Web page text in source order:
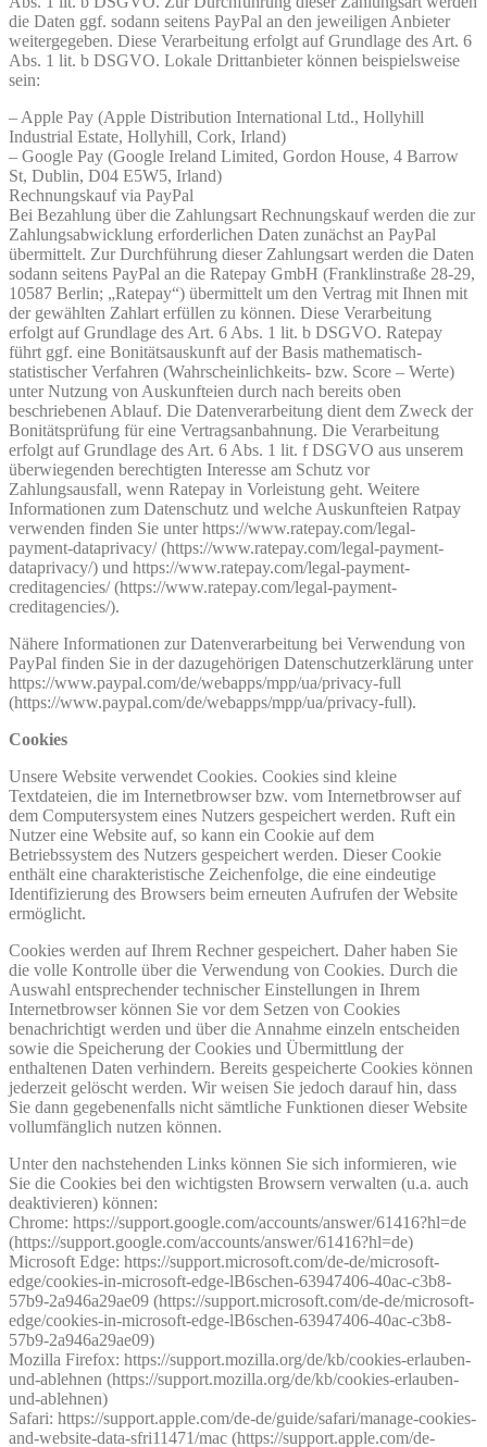
die Daten ggf. sodann seitens PayPal an den jeweiligen Anbieter
weitergegeben. Diese Verarbeitung erfolgt auf Grundlage des Art. 6
Abs. 1 lit. b DSGVO. Lokale Drittanbieter können beispielsweise
sein:
– Apple Pay (Apple Distribution International Ltd., Hollyhill
Industrial Estate, Hollyhill, Cork, Irland)
– Google Pay (Google Ireland Limited, Gordon House, 4 Barrow
St, Dublin, D04 E5W5, Irland)
Rechnungskauf via PayPal
Bei Bezahlung über die Zahlungsart Rechnungskauf werden die zur
Zahlungsabwicklung erforderlichen Daten zunächst an PayPal
übermittelt. Zur Durchführung dieser Zahlungsart werden die Daten
sodann seitens PayPal an die Ratepay GmbH (Franklinstraße 28-29,
10587 Berlin; „Ratepay“) übermittelt um den Vertrag mit Ihnen mit
der gewählten Zahlart erfüllen zu können. Diese Verarbeitung
erfolgt auf Grundlage des Art. 6 Abs. 1 lit. b DSGVO. Ratepay
führt ggf. eine Bonitätsauskunft auf der Basis mathematisch-
statistischer Verfahren (Wahrscheinlichkeits- bzw. Score – Werte)
unter Nutzung von Auskunfteien durch nach bereits oben
beschriebenen Ablauf. Die Datenverarbeitung dient dem Zweck der
Bonitätsprüfung für eine Vertragsanbahnung. Die Verarbeitung
erfolgt auf Grundlage des Art. 6 Abs. 1 lit. f DSGVO aus unserem
überwiegenden berechtigten Interesse am Schutz vor
Zahlungsausfall, wenn Ratepay in Vorleistung geht. Weitere
Informationen zum Datenschutz und welche Auskunfteien Ratpay
verwenden finden Sie unter https://www.ratepay.com/legal-
payment-dataprivacy/ (https://www.ratepay.com/legal-payment-
dataprivacy/) und https://www.ratepay.com/legal-payment-
creditagencies/ (https://www.ratepay.com/legal-payment-
creditagencies/).
Nähere Informationen zur Datenverarbeitung bei Verwendung von
PayPal finden Sie in der dazugehörigen Datenschutzerklärung unter
https://www.paypal.com/de/webapps/mpp/ua/privacy-full
(https://www.paypal.com/de/webapps/mpp/ua/privacy-full).
Cookies
Unsere Website verwendet Cookies. Cookies sind kleine
Textdateien, die im Internetbrowser bzw. vom Internetbrowser auf
dem Computersystem eines Nutzers gespeichert werden. Ruft ein
Nutzer eine Website auf, so kann ein Cookie auf dem
Betriebssystem des Nutzers gespeichert werden. Dieser Cookie
enthält eine charakteristische Zeichenfolge, die eine eindeutige
Identifizierung des Browsers beim erneuten Aufrufen der Website
ermöglicht.
Cookies werden auf Ihrem Rechner gespeichert. Daher haben Sie
die volle Kontrolle über die Verwendung von Cookies. Durch die
Auswahl entsprechender technischer Einstellungen in Ihrem
Internetbrowser können Sie vor dem Setzen von Cookies
benachrichtigt werden und über die Annahme einzeln entscheiden
sowie die Speicherung der Cookies und Übermittlung der
enthaltenen Daten verhindern. Bereits gespeicherte Cookies können
jederzeit gelöscht werden. Wir weisen Sie jedoch darauf hin, dass
Sie dann gegebenenfalls nicht sämtliche Funktionen dieser Website
vollumfänglich nutzen können.
Unter den nachstehenden Links können Sie sich informieren, wie
Sie die Cookies bei den wichtigsten Browsern verwalten (u.a. auch
deaktivieren) können:
Chrome: https://support.google.com/accounts/answer/61416?hl=de
(https://support.google.com/accounts/answer/61416?hl=de)
Microsoft Edge: https://support.microsoft.com/de-de/microsoft-
edge/cookies-in-microsoft-edge-lB6schen-63947406-40ac-c3b8-
57b9-2a946a29ae09 (https://support.microsoft.com/de-de/microsoft-
edge/cookies-in-microsoft-edge-lB6schen-63947406-40ac-c3b8-
57b9-2a946a29ae09)
Mozilla Firefox: https://support.mozilla.org/de/kb/cookies-erlauben-
und-ablehnen (https://support.mozilla.org/de/kb/cookies-erlauben-
und-ablehnen)
Safari: https://support.apple.com/de-de/guide/safari/manage-cookies-
and-website-data-sfri11471/mac (https://support.apple.com/de-